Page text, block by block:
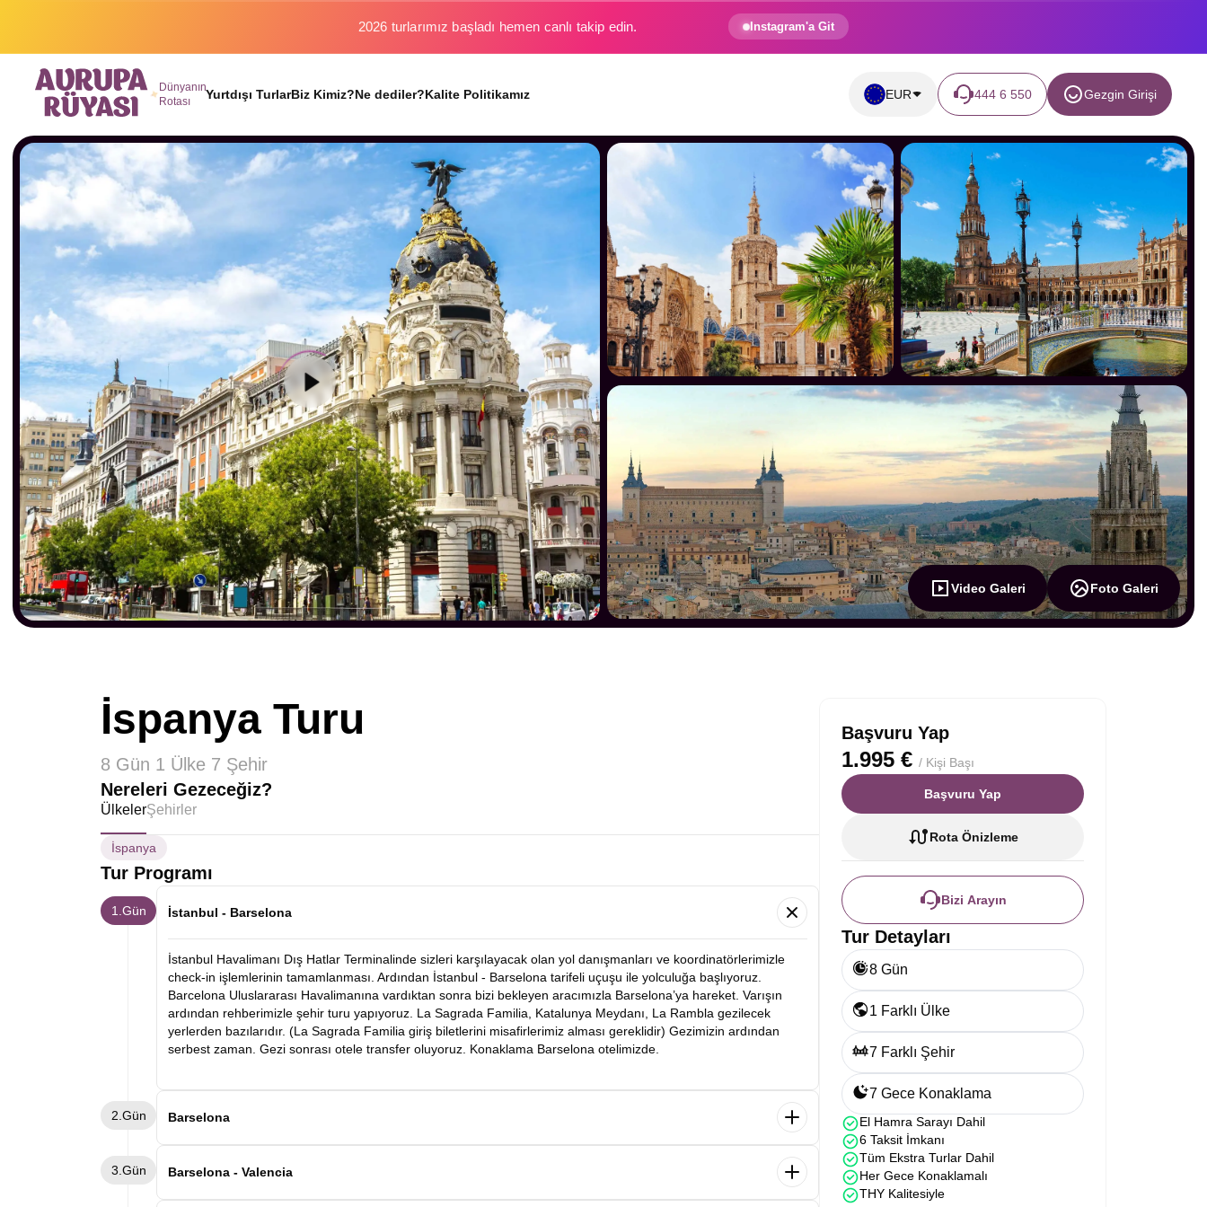
Binlerce gezginin hayali gerçek oluyor. Instagram'a Git
Dünyanın
Rotası
Yurtdışı TurlarBiz Kimiz?Ne dediler?Kalite Politikamız EUR 444 6 550 Gezgin Girişi
Video Galeri Foto Galeri
İspanya Turu
8 Gün 1 Ülke 7 Şehir
Nereleri Gezeceğiz?
ÜlkelerŞehirler
İspanya
Tur Programı
1.Gün İstanbul - Barselona
İstanbul Havalimanı Dış Hatlar Terminalinde sizleri karşılayacak olan yol danışmanları ve koordinatörlerimizle
check-in işlemlerinin tamamlanması. Ardından İstanbul - Barselona tarifeli uçuşu ile yolculuğa başlıyoruz.
Barcelona Uluslararası Havalimanına vardıktan sonra bizi bekleyen aracımızla Barselona’ya hareket. Varışın
ardından rehberimizle şehir turu yapıyoruz. La Sagrada Familia, Katalunya Meydanı, La Rambla gezilecek
yerlerden bazılarıdır. (La Sagrada Familia giriş biletlerini misafirlerimiz alması gereklidir) Gezimizin ardından
serbest zaman. Gezi sonrası otele transfer oluyoruz. Konaklama Barselona otelimizde.
2.Gün Barselona
kaldırımlı, labirent gibi şehir sokaklarında geziyoruz. Varışın ardından rehberimiz eşliğinde şehir turumuza
3.Gün Barselona - Valencia
Başvuru Yap
1.995 € / Kişi Başı
Başvuru Yap
Rota Önizleme
Bizi Arayın
Tur Detayları
8 Gün
1 Farklı Ülke
7 Farklı Şehir
7 Gece Konaklama
El Hamra Sarayı Dahil
6 Taksit İmkanı
Tüm Ekstra Turlar Dahil
Her Gece Konaklamalı
THY Kalitesiyle